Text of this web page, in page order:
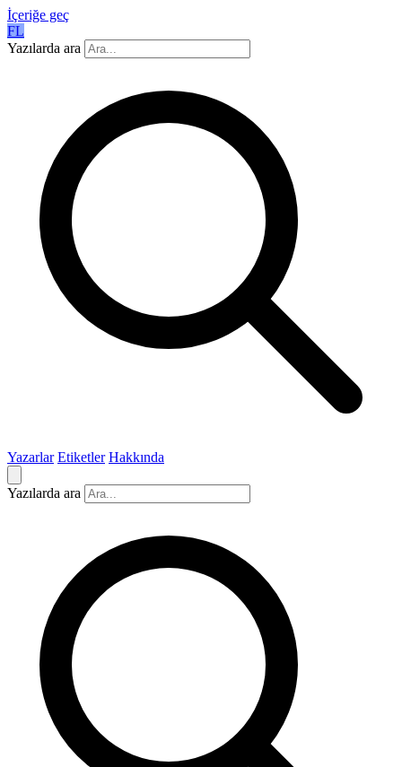
İçeriğe geç
FL
Yazılarda ara
Yazarlar Etiketler Hakkında
Yazılarda ara